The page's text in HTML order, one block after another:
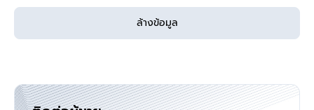
https://goo.gl/REzvav
ดูรายละเอียดเพิ่มเติมได้ที่ >http://www.bangkokassets.com/
แผนที่
ล้างข้อมูล